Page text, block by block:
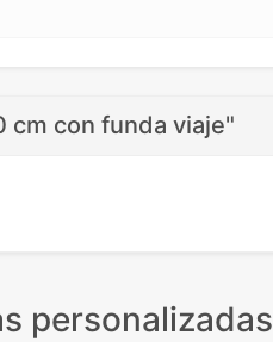
cm con funda viaje"
personalizadas